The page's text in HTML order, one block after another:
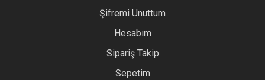
Şifremi Unuttum
Hesabım
Sipariş Takip
Sepetim